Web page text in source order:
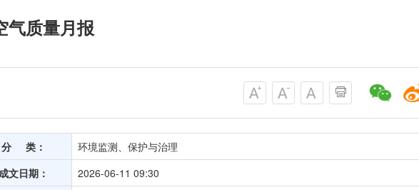
气质量月报
分 类：
环境监测、保护与治理
文日期：
2026-06-11 09:30